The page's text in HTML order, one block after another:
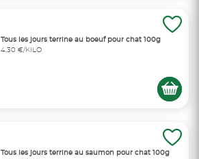
Tous les jours terrine au boeuf pour chat 100g
4,30 €/KILO
Tous les jours terrine au saumon pour chat 100g